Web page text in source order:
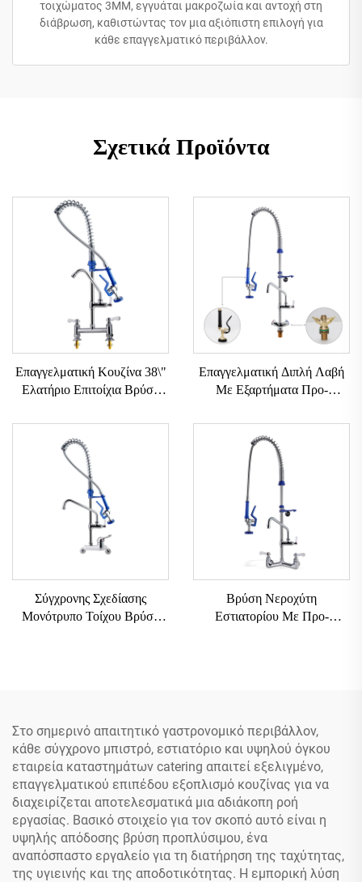
τοιχώματος 3MM, εγγυάται μακροζωία και αντοχή στη
διάβρωση, καθιστώντας τον μια αξιόπιστη επιλογή για
κάθε επαγγελματικό περιβάλλον.
Σχετικά Προϊόντα
Επαγγελματική Κουζίνα 38\"
Ελατήριο Επιτοίχια Βρύση
Άκρο Προ-Ξέβγμα Ζεστό
Κρύο Νερό Μίξερ Βρύσες 2-
Τρύπες
Επαγγελματική Διπλή Λαβή
Με Εξαρτήματα Προ-
Ύψους Εύκολης
Εγκατάστασης Με Επιλογές
Τροχαλίες Χειρός Μονής
Νιπτήρα
Σύγχρονης Σχεδίασης
Μονότρυπο Τοίχου Βρύση
Βρύση Νεροχύτη
Εστιατορίου Με Προ-
Στο σημερινό απαιτητικό γαστρονομικό περιβάλλον,
κάθε σύγχρονο μπιστρό, εστιατόριο και υψηλού όγκου
εταιρεία καταστημάτων catering απαιτεί εξελιγμένο,
επαγγελματικού επιπέδου εξοπλισμό κουζίνας για να
διαχειρίζεται αποτελεσματικά μια αδιάκοπη ροή
εργασίας. Βασικό στοιχείο για τον σκοπό αυτό είναι η
υψηλής απόδοσης βρύση προπλύσιμου, ένα
αναπόσπαστο εργαλείο για τη διατήρηση της ταχύτητας,
της υγιεινής και της αποδοτικότητας. Η εμπορική λύση